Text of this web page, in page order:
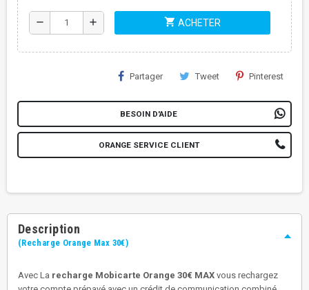
remove add shopping_cart ACHETER
Partager Tweet Pinterest
BESOIN D'AIDE
ORANGE SERVICE CLIENT
Description
(Recharge Orange Max 30€)
Avec La recharge Mobicarte Orange 30€ MAX vous rechargez